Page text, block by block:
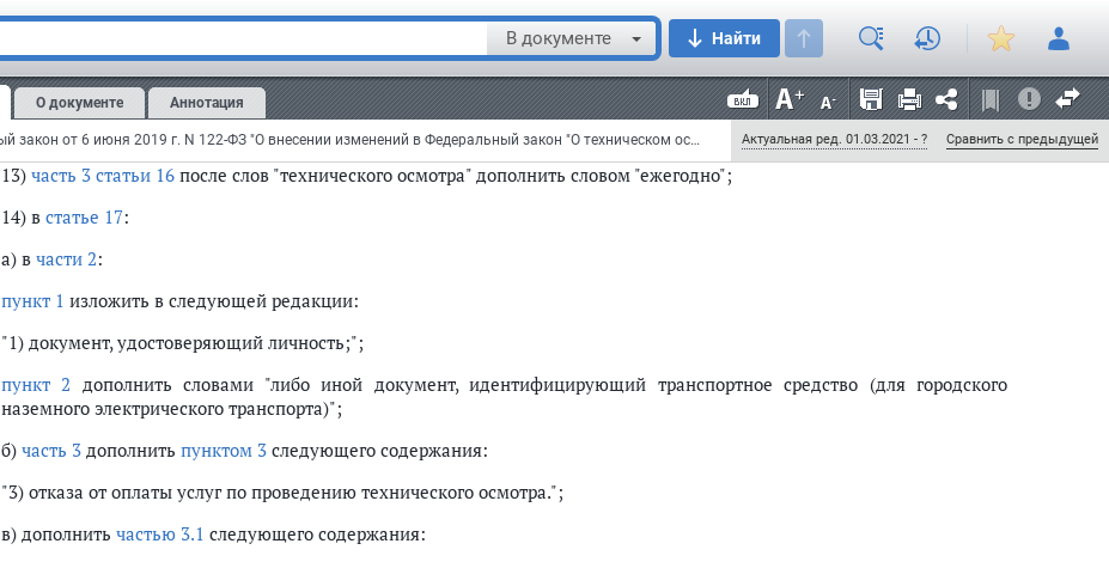
В документе Найти
О документе Аннотация
Федеральный закон от 6 июня 2019 г. N 122-ФЗ "О внесении изменений в Федеральный закон "О техническом осмотре транспортных средств и о внесении изменений в отдельные законодательные акты Российской Федерации" и отдельные законодательные акты Российской Федерации" (с изменениями и дополнениями) Актуальная ред. 01.03.2021 - ? Сравнить с предыдущей
"6) в случае изменения сведений об операторе технического осмотра, необходимых для ведения реестра операторов
технического осмотра, направить не позднее трех рабочих дней со дня такого изменения указанные сведения в
профессиональное объединение страховщиков.";
13) часть 3 статьи 16 после слов "технического осмотра" дополнить словом "ежегодно";
14) в статье 17:
а) в части 2:
пункт 1 изложить в следующей редакции:
"1) документ, удостоверяющий личность;";
пункт 2 дополнить словами "либо иной документ, идентифицирующий транспортное средство (для городского
наземного электрического транспорта)";
б) часть 3 дополнить пунктом 3 следующего содержания:
"3) отказа от оплаты услуг по проведению технического осмотра.";
в) дополнить частью 3.1 следующего содержания: